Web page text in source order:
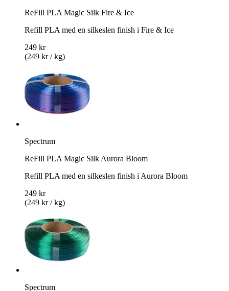
ReFill PLA Magic Silk Fire & Ice
Refill PLA med en silkeslen finish i Fire & Ice
249 kr
(249 kr / kg)
Spectrum
ReFill PLA Magic Silk Aurora Bloom
Refill PLA med en silkeslen finish i Aurora Bloom
249 kr
(249 kr / kg)
Spectrum